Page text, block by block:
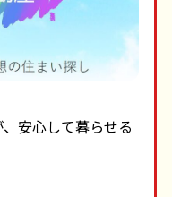
安心して暮らせる